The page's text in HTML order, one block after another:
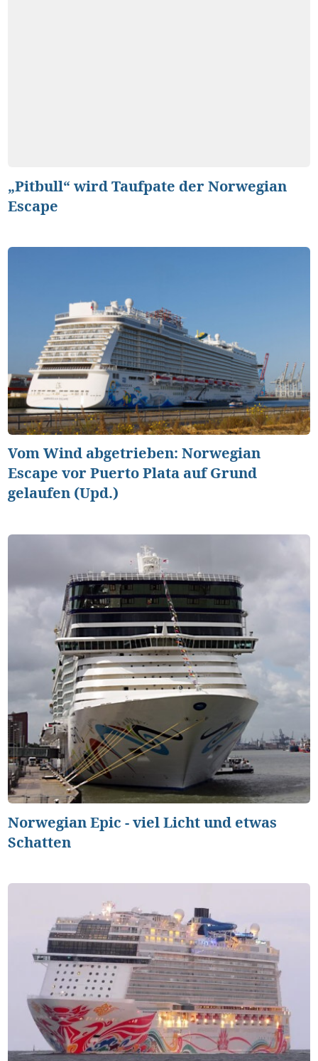
„Pitbull“ wird Taufpate der Norwegian
Escape
Vom Wind abgetrieben: Norwegian
Escape vor Puerto Plata auf Grund
gelaufen (Upd.)
Norwegian Epic - viel Licht und etwas
Schatten